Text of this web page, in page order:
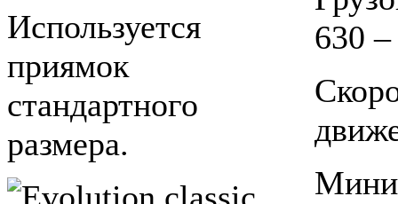
Используется
приямок
стандартного
размера.
630 –